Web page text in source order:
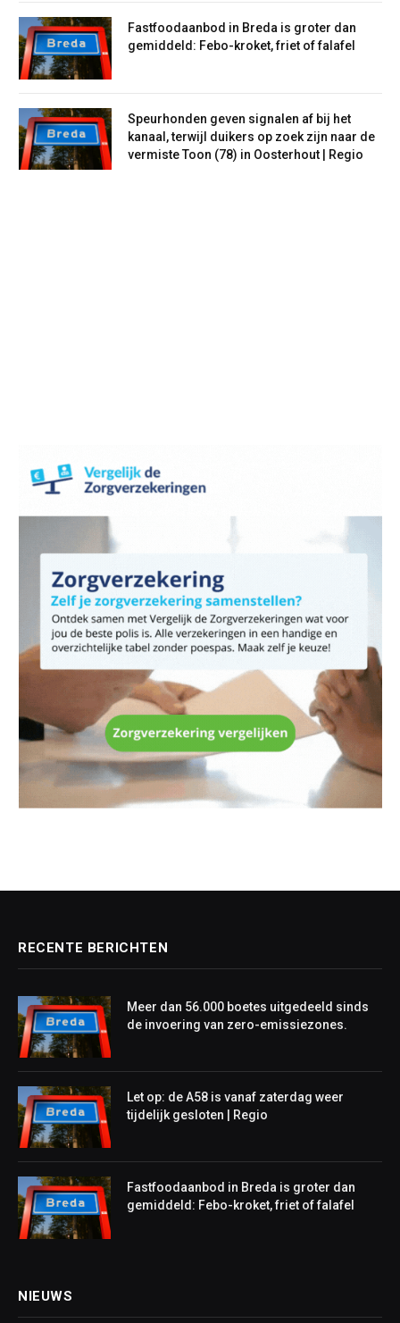
Fastfoodaanbod in Breda is groter dan
gemiddeld: Febo-kroket, friet of falafel
Speurhonden geven signalen af bij het
kanaal, terwijl duikers op zoek zijn naar de
vermiste Toon (78) in Oosterhout | Regio
RECENTE BERICHTEN
Meer dan 56.000 boetes uitgedeeld sinds
de invoering van zero-emissiezones.
Let op: de A58 is vanaf zaterdag weer
tijdelijk gesloten | Regio
Fastfoodaanbod in Breda is groter dan
gemiddeld: Febo-kroket, friet of falafel
NIEUWS